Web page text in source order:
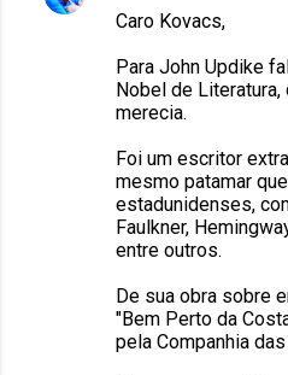
Caro Kovacs,
Para John Updike
Nobel de
merecia.
Foi um escritor
mesmo patamar
estadunidenses,
Faulkner,
entre outros.
De sua obra sobre
"Bem Perto da
pela Companhia